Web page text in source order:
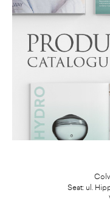
Seat: ul.